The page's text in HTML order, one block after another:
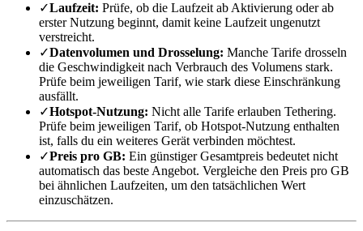
✓Laufzeit: Prüfe, ob die Laufzeit ab Aktivierung oder ab
erster Nutzung beginnt, damit keine Laufzeit ungenutzt
verstreicht.
✓Datenvolumen und Drosselung: Manche Tarife drosseln
die Geschwindigkeit nach Verbrauch des Volumens stark.
Prüfe beim jeweiligen Tarif, wie stark diese Einschränkung
ausfällt.
✓Hotspot-Nutzung: Nicht alle Tarife erlauben Tethering.
Prüfe beim jeweiligen Tarif, ob Hotspot-Nutzung enthalten
ist, falls du ein weiteres Gerät verbinden möchtest.
✓Preis pro GB: Ein günstiger Gesamtpreis bedeutet nicht
automatisch das beste Angebot. Vergleiche den Preis pro GB
bei ähnlichen Laufzeiten, um den tatsächlichen Wert
einzuschätzen.